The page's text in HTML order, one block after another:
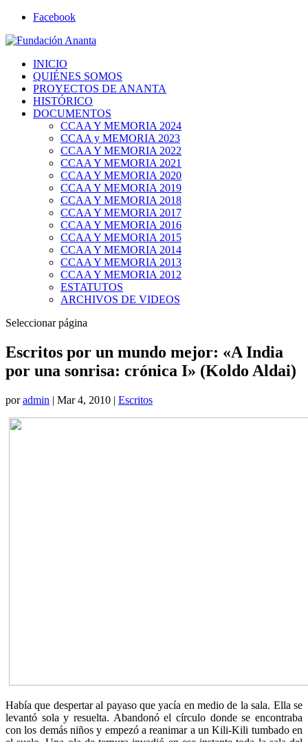
Facebook
INICIO
QUIÉNES SOMOS
PROYECTOS DE ANANTA
HISTÓRICO
DOCUMENTOS
CCAA Y MEMORIA 2024
CCAA y MEMORIA 2023
CCAA Y MEMORIA 2022
CCAA Y MEMORIA 2021
CCAA Y MEMORIA 2020
CCAA Y MEMORIA 2019
CCAA Y MEMORIA 2018
CCAA Y MEMORIA 2017
CCAA Y MEMORIA 2016
CCAA Y MEMORIA 2015
CCAA Y MEMORIA 2014
CCAA Y MEMORIA 2013
CCAA Y MEMORIA 2012
ESTATUTOS
ARCHIVOS DE VIDEOS
Seleccionar página
Escritos por un mundo mejor: «A India
por una sonrisa: crónica I» (Koldo Aldai)
poradmin | Mar 4, 2010 | Escritos
Había que despertar al payaso que yacía en medio de la sala. Ella se
levantó sola y resuelta. Abandonó el círculo donde se encontraba
con los demás niños y empezó a reanimar a un Kili-Kili tumbado en